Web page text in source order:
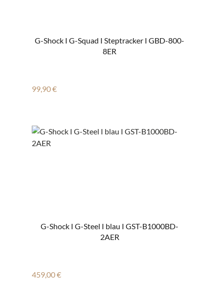
G-Shock I G-Squad I Steptracker I GBD-800-
8ER
Regulärer Preis:
99,90 €
G-Shock I G-Steel I blau I GST-B1000BD-
2AER
Regulärer Preis:
459,00 €